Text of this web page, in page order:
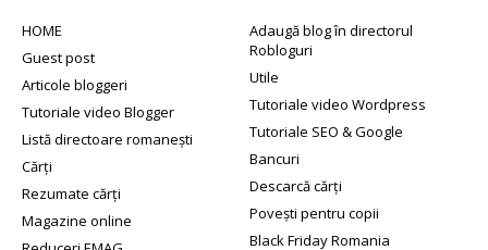
HOME
Adaugă blog în directorul
Robloguri
Guest post
Utile
Articole bloggeri
Tutoriale video Wordpress
Tutoriale video Blogger
Tutoriale SEO & Google
Listă directoare romanești
Bancuri
Cărți
Descarcă cărți
Rezumate cărți
Povești pentru copii
Magazine online
Black Friday Romania